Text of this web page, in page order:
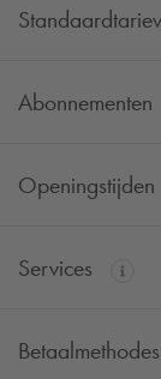
Abonnementen
Openingstijden
Services
Betaalmethodes